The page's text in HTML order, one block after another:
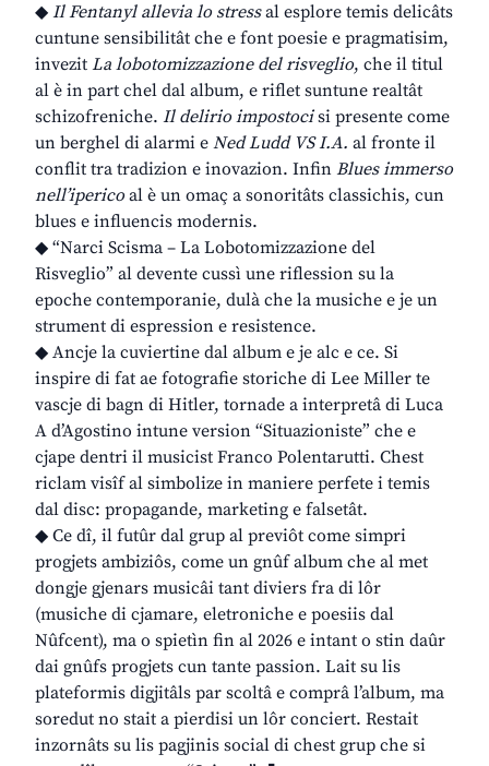
◆ Il Fentanyl allevia lo stressal esplore temis delicâts
cuntune sensibilitât che e font poesie e pragmatisim,
invezit La lobotomizzazione del risveglio, che il titul
al è in part chel dal album, e riflet suntune realtât
schizofreniche. Il delirio impostocisi presente come
un berghel di alarmi e Ned Ludd VS I.A. al fronte il
conflit tra tradizion e inovazion. Infin Blues immerso
nell’ipericoal è un omaç a sonoritâts classichis, cun
blues e influencis modernis.
◆ “Narci Scisma – La Lobotomizzazione del
Risveglio” al devente cussì une riflession su la
epoche contemporanie, dulà che la musiche e je un
strument di espression e resistence.
◆ Ancje la cuviertine dal album e je alc e ce. Si
inspire di fat ae fotografie storiche di Lee Miller te
vascje di bagn di Hitler, tornade a interpretâ di Luca
A d’Agostino intune version “Situazioniste” che e
cjape dentri il musicist Franco Polentarutti. Chest
riclam visîf al simbolize in maniere perfete i temis
dal disc: propagande, marketing e falsetât.
◆ Ce dî, il futûr dal grup al previôt come simpri
progjets ambiziôs, come un gnûf album che al met
dongje gjenars musicâi tant diviers fra di lôr
(musiche di cjamare, eletroniche e poesiis dal
Nûfcent), ma o spietìn fin al 2026 e intant o stin daûr
dai gnûfs progjets cun tante passion. Lait su lis
plateformis digjitâls par scoltâ e comprâ l’album, ma
soredut no stait a pierdisi un lôr conciert. Restait
inzornâts su lis pagjinis social di chest grup che si